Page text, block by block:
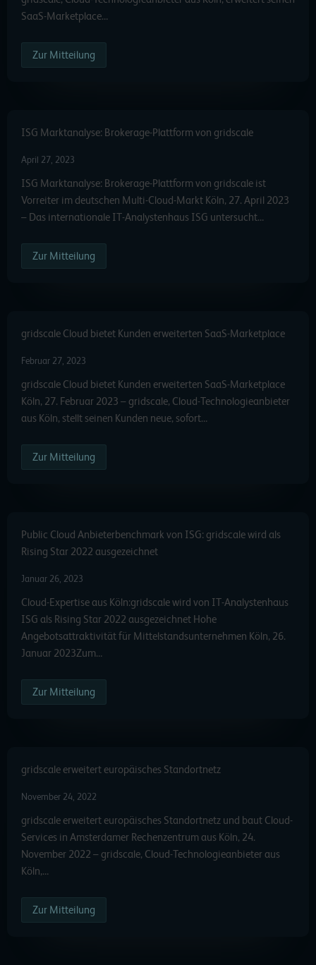
SaaS-Marketplace…
Zur Mitteilung
ISG Marktanalyse: Brokerage-Plattform von gridscale
April 27, 2023
ISG Marktanalyse: Brokerage-Plattform von gridscale ist
Vorreiter im deutschen Multi-Cloud-Markt Köln, 27. April 2023
– Das internationale IT-Analystenhaus ISG untersucht…
Zur Mitteilung
gridscale Cloud bietet Kunden erweiterten SaaS-Marketplace
Februar 27, 2023
gridscale Cloud bietet Kunden erweiterten SaaS-Marketplace
Köln, 27. Februar 2023 – gridscale, Cloud-Technologieanbieter
aus Köln, stellt seinen Kunden neue, sofort…
Zur Mitteilung
Public Cloud Anbieterbenchmark von ISG: gridscale wird als
Rising Star 2022 ausgezeichnet
Januar 26, 2023
Cloud-Expertise aus Köln:gridscale wird von IT-Analystenhaus
ISG als Rising Star 2022 ausgezeichnet Hohe
Angebotsattraktivität für Mittelstandsunternehmen Köln, 26.
Januar 2023Zum…
Zur Mitteilung
gridscale erweitert europäisches Standortnetz
November 24, 2022
gridscale erweitert europäisches Standortnetz und baut Cloud-
Services in Amsterdamer Rechenzentrum aus Köln, 24.
November 2022 – gridscale, Cloud-Technologieanbieter aus
Köln,…
Zur Mitteilung